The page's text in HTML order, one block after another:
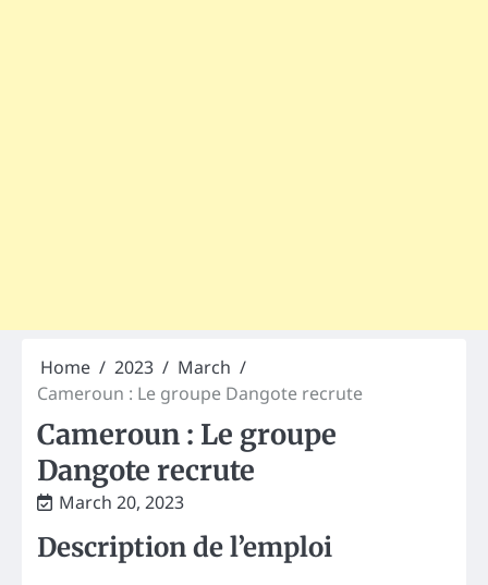
Home 2023
March
Cameroun : Le groupe Dangote recrute
Cameroun : Le groupe
Dangote recrute
March 20, 2023
Description de l’emploi